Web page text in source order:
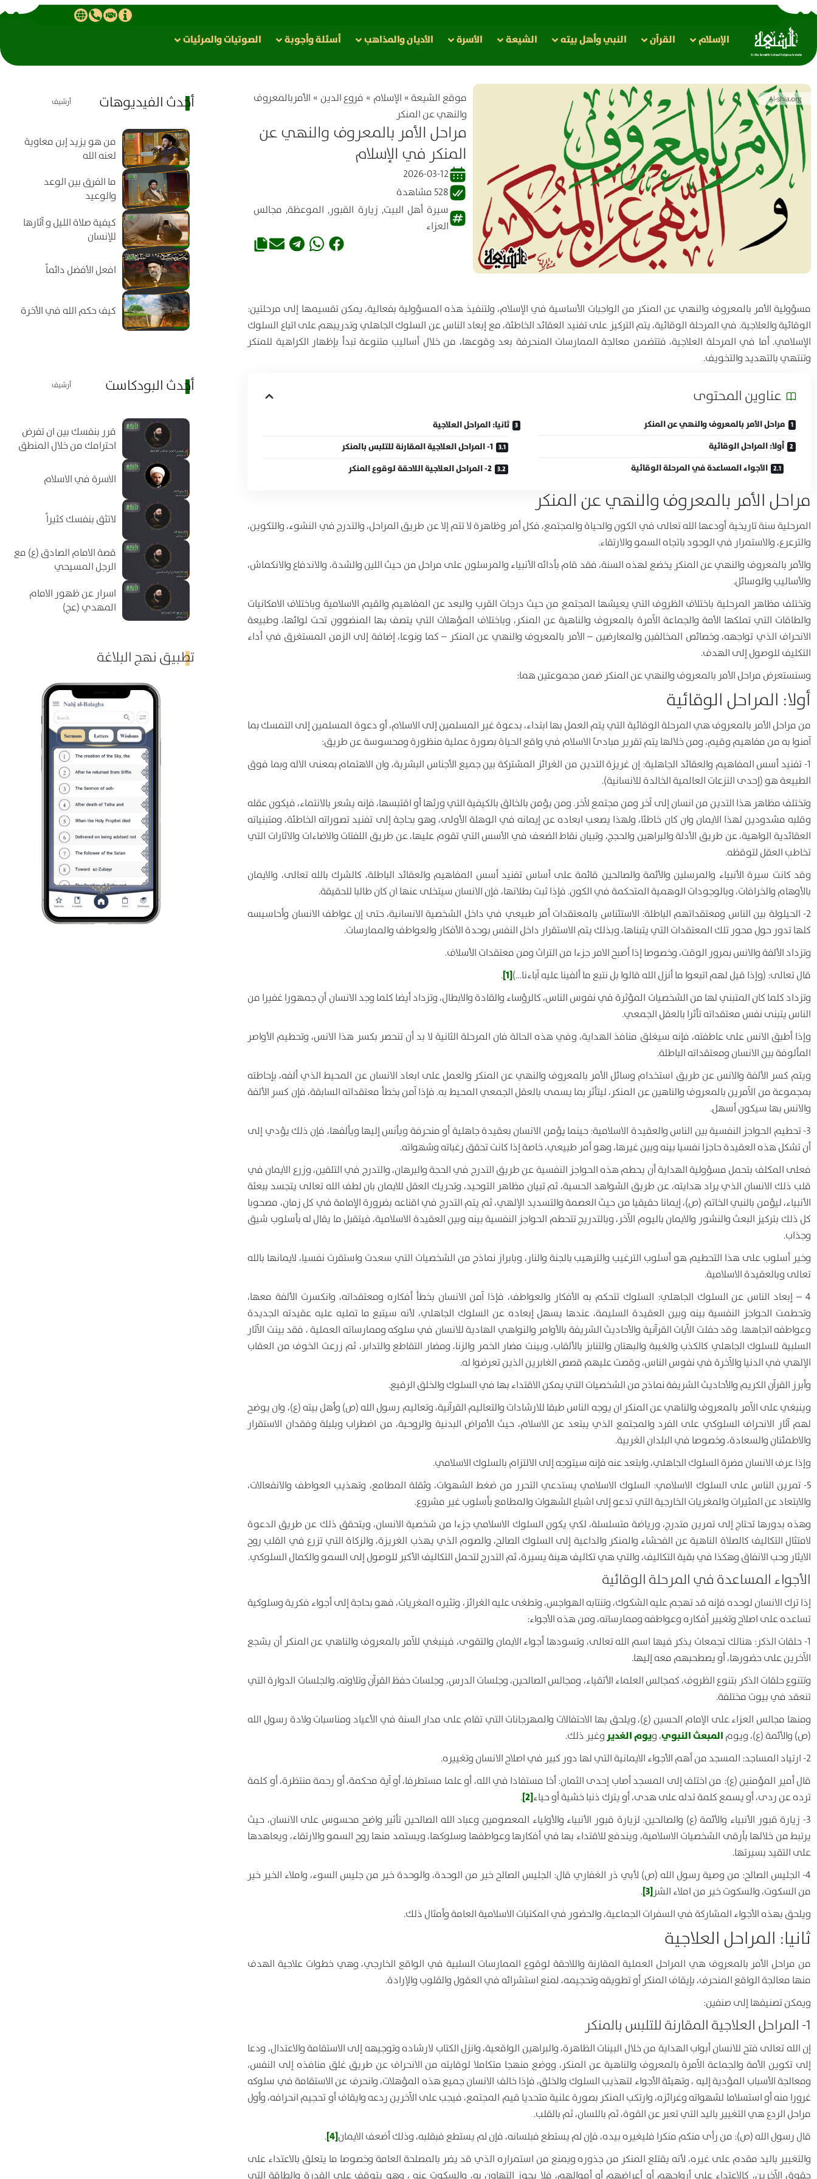
الإسلام القرآن النبي وأهل بيته الشيعة الأسرة الأدیان والمذاهب أسئلة وأجوبة الصوتیات والمرئیات
موقع الشیعة» الإسلام » فروع الدين » الأمربالمعروف
والنهي عن المنكر
مراحل الأمر بالمعروف والنهي عن
المنكر في الإسلام
2026-03-12
528 مشاهدة
سيرة أهل البيت, زيارة القبور, الموعظة, مجالس
العزاء
مسؤولية الأمر بالمعروف والنهي عن المنكر من الواجبات الأساسية في الإسلام، ولتنفيذ هذه المسؤولية بفعالية، يمكن تقسيمها إلى مرحلتين:
الوقائية والعلاجية. في المرحلة الوقائية، يتم التركيز على تفنيد العقائد الخاطئة، مع إبعاد الناس عن السلوك الجاهلي وتدريبهم على اتباع السلوك
الإسلامي. أما في المرحلة العلاجية، فتتضمن معالجة الممارسات المنحرفة بعد وقوعها، من خلال أساليب متنوعة تبدأ بإظهار الكراهية للمنكر
وتنتهي بالتهديد والتخويف.
عناوين المحتوی
مراحل الأمر بالمعروف والنهي عن المنكر
أولا: المراحل الوقائية
الأجواء المساعدة في المرحلة الوقائية
ثانيا: المراحل العلاجية
1- المراحل العلاجية المقارنة للتلبس بالمنكر
2- المراحل العلاجية اللاحقة لوقوع المنكر
مراحل الأمر بالمعروف والنهي عن المنكر
المرحلية سنة تاريخية أودعها الله تعالى في الكون والحياة والمجتمع، فكل أمر وظاهرة لا تتم إلا عن طريق المراحل، والتدرج في النشوء، والتكوين،
والترعرع، والاستمرار في الوجود باتجاه السمو والارتقاء.
والأمر بالمعروف والنهي عن المنكر يخضع لهذه السنة، فقد قام بأدائه الأنبياء والمرسلون على مراحل من حيث اللين والشدة، والاندفاع والانكماش،
والأساليب والوسائل.
وتختلف مظاهر المرحلية باختلاف الظروف التي يعيشها المجتمع من حيث درجات القرب والبعد عن المفاهيم والقيم الاسلامية وباختلاف الامكانيات
والطاقات التي تملكها الأمة والجماعة الآمرة بالمعروف والناهية عن المنكر، وباختلاف المؤهلات التي يتصف بها المنضوون تحت لوائها، وطبيعة
الانحراف الذي تواجهه، وخصائص المخالفين والمعارضين – الأمر بالمعروف والنهي عن المنكر – كما ونوعا، إضافة إلى الزمن المستغرق في أداء
التكليف للوصول إلى الهدف.
وسنستعرض مراحل الأمر بالمعروف والنهي عن المنكر ضمن مجموعتين هما:
أولا: المراحل الوقائية
من مراحل الأمر بالمعروف هي المرحلة الوقائية التي يتم العمل بها ابتداء، بدعوة غير المسلمين إلى الاسلام، أو دعوة المسلمين إلى التمسك بما
آمنوا به من مفاهيم وقيم، ومن خلالها يتم تقرير مبادئ الاسلام في واقع الحياة بصورة عملية منظورة ومحسوسة عن طريق:
1- تفنيد أسس المفاهيم والعقائد الجاهلية: إن غريزة التدين من الغرائز المشتركة بين جميع الأجناس البشرية، وان الاهتمام بمعنى الاله وبما فوق
الطبيعة هو (إحدى النزعات العالمية الخالدة للانسانية).
وتختلف مظاهر هذا التدين من انسان إلى آخر ومن مجتمع لآخر. ومن يؤمن بالخالق بالكيفية التي ورثها أو اقتبسها، فإنه يشعر بالانتماء، فيكون عقله
وقلبه مشدودين لهذا الايمان وان كان خاطئا، ولهذا يصعب ابعاده عن إيمانه في الوهلة الأولى، وهو بحاجة إلى تفنيد تصوراته الخاطئة، ومتبنياته
العقائدية الواهية، عن طريق الأدلة والبراهين والحجج، وتبيان نقاط الضعف في الأسس التي تقوم عليها، عن طريق اللفتات والاضاءات والاثارات التي
تخاطب العقل لتوقظه.
وقد كانت سيرة الأنبياء والمرسلين والأئمة والصالحين قائمة على أساس تفنيد أسس المفاهيم والعقائد الباطلة، كالشرك بالله تعالى، والايمان
بالأوهام والخرافات، وبالوجودات الوهمية المتحكمة في الكون. فإذا ثبت بطلانها، فإن الانسان سيتخلى عنها ان كان طالبا للحقيقة.
2- الحيلولة بين الناس ومعتقداتهم الباطلة: الاستئناس بالمعتقدات أمر طبيعي في داخل الشخصية الانسانية، حتى إن عواطف الانسان وأحاسيسه
كلها تدور حول محور تلك المعتقدات التي يتبناها، وبذلك يتم الاستقرار داخل النفس بوحدة الأفكار والعواطف والممارسات.
وتزداد الألفة والانس بمرور الوقت، وخصوصا إذا أصبح الامر جزءا من التراث ومن معتقدات الأسلاف.
قال تعالى: (وإذا قيل لهم اتبعوا ما أنزل الله قالوا بل نتبع ما ألفينا عليه آباءنا…)[1]
.
وتزداد كلما كان المتبني لها من الشخصيات المؤثرة في نفوس الناس، كالرؤساء والقادة والابطال، وتزداد أيضا كلما وجد الانسان أن جمهورا غفيرا من
الناس يتبنى نفس معتقداته تأثرا بالعقل الجمعي.
وإذا أطبق الانس على عاطفته، فإنه سيغلق منافذ الهداية، وفي هذه الحالة فان المرحلة الثانية لا بد أن تنحصر بكسر هذا الانس، وتحطيم الأواصر
المألوفة بين الانسان ومعتقداته الباطلة.
ويتم كسر الألفة والانس عن طريق استخدام وسائل الأمر بالمعروف والنهي عن المنكر والعمل على ابعاد الانسان عن المحيط الذي ألفه، بإحاطته
بمجموعة من الآمرين بالمعروف والناهين عن المنكر، ليتأثر بما يسمى بالعقل الجمعي المحيط به. فإذا آمن بخطأ معتقداته السابقة، فإن كسر الألفة
والانس بها سيكون أسهل.
3- تحطيم الحواجز النفسية بين الناس والعقيدة الاسلامية: حينما يؤمن الانسان بعقيدة جاهلية أو منحرفة ويأنس إليها ويألفها، فإن ذلك يؤدي إلى
أن تشكل هذه العقيدة حاجزا نفسيا بينه وبين غيرها، وهو أمر طبيعي، خاصة إذا كانت تحقق رغباته وشهواته.
فعلى المكلف بتحمل مسؤولية الهداية أن يحطم هذه الحواجز النفسية عن طريق التدرج في الحجة والبرهان، والتدرج في التلقين، وزرع الايمان في
قلب ذلك الانسان الذي يراد هدايته، عن طريق الشواهد الحسية، ثم تبيان مظاهر التوحيد، وتحريك العقل للايمان بان لطف الله تعالى يتجسد ببعثة
الأنبياء، ليؤمن بالنبي الخاتم (ص)، إيمانا حقيقيا من حيث العصمة والتسديد الإلهي، ثم يتم التدرج في اقناعه بضرورة الإمامة في كل زمان، مصحوبا
كل ذلك بتركيز البعث والنشور والايمان باليوم الآخر، وبالتدريج تتحطم الحواجز النفسية بينه وبين العقيدة الاسلامية، فيتقبل ما يقال له بأسلوب شيق
وجذاب.
وخير أسلوب على هذا التحطيم هو أسلوب الترغيب والترهيب بالجنة والنار، وبابراز نماذج من الشخصيات التي سعدت واستقرت نفسيا، لايمانها بالله
تعالى وبالعقيدة الاسلامية.
4 – إبعاد الناس عن السلوك الجاهلي: السلوك تتحكم به الأفكار والعواطف، فإذا آمن الانسان بخطأ أفكاره ومعتقداته، وانكسرت الألفة معها،
وتحطمت الحواجز النفسية بينه وبين العقيدة السليمة، عندها يسهل إبعاده عن السلوك الجاهلي، لأنه سيتبع ما تمليه عليه عقيدته الجديدة
وعواطفه اتجاهها. وقد حفلت الآيات القرآنية والأحاديث الشريفة بالأوامر والنواهي الهادية للانسان في سلوكه وممارساته العملية ، فقد بينت الآثار
السلبية للسلوك الجاهلي كالكذب والغيبة والبهتان والتنابز بالألقاب، وبينت مضار الخمر والزنا، ومضار التقاطع والتدابر، ثم زرعت الخوف من العقاب
الإلهي في الدنيا والآخرة في نفوس الناس، وقصت عليهم قصص الغابرين الذين تعرضوا له.
وأبرز القرآن الكريم والأحاديث الشريفة نماذج من الشخصيات التي يمكن الاقتداء بها في السلوك والخلق الرفيع.
وينبغي على الآمر بالمعروف والناهي عن المنكر ان يوجه الناس طبقا للارشادات والتعاليم القرآنية، وتعاليم رسول الله (ص) وأهل بيته (ع)، وان يوضح
لهم آثار الانحراف السلوكي على الفرد والمجتمع الذي يبتعد عن الاسلام، حيث الأمراض البدنية والروحية، من اضطراب وبلبلة وفقدان الاستقرار
والاطمئنان والسعادة، وخصوصا في البلدان الغربية.
وإذا عرف الانسان مضرة السلوك الجاهلي، وابتعد عنه فإنه سيتوجه إلى الالتزام بالسلوك الاسلامي.
5- تمرين الناس على السلوك الاسلامي: السلوك الاسلامي يستدعي التحرر من ضغط الشهوات، وثقلة المطامع، وتهذيب العواطف والانفعالات،
والابتعاد عن المثيرات والمغريات الخارجية التي تدعو إلى اشباع الشهوات والمطامع بأسلوب غير مشروع.
وهذه بدورها تحتاج إلى تمرين متدرج، ورياضة متسلسلة، لكي يكون السلوك الاسلامي جزءا من شخصية الانسان، ويتحقق ذلك عن طريق الدعوة
لامتثال التكاليف كالصلاة الناهية عن الفحشاء والمنكر والداعية إلى السلوك الصالح، والصوم الذي يهذب الغريزة، والزكاة التي تزرع في القلب روح
الايثار وحب الانفاق وهكذا في بقية التكاليف، والتي هي تكاليف هينة يسيرة، ثم التدرج لتحمل التكاليف الأكبر للوصول إلى السمو والكمال السلوكي.
الأجواء المساعدة في المرحلة الوقائية
إذا ترك الانسان لوحده فإنه قد تهجم عليه الشكوك، وتنتابه الهواجس، وتطغى عليه الغرائز، وتثيره المغريات، فهو بحاجة إلى أجواء فكرية وسلوكية
تساعده على اصلاح وتغيير أفكاره وعواطفه وممارساته، ومن هذه الأجواء:
1- حلقات الذكر: هنالك تجمعات يذكر فيها اسم الله تعالى، وتسودها أجواء الايمان والتقوى، فينبغي للآمر بالمعروف والناهي عن المنكر أن يشجع
الآخرين على حضورها، أو يصطحبهم معه إليها.
وتتنوع حلقات الذكر بتنوع الظروف، كمجالس العلماء الأتقياء، ومجالس الصالحين، وجلسات الدرس، وجلسات حفظ القرآن وتلاوته، والجلسات الدوارة التي
تنعقد في بيوت مختلفة.
ومنها مجالس العزاء على الإمام الحسين (ع)، ويلحق بها الاحتفالات والمهرجانات التي تقام على مدار السنة في الأعياد ومناسبات ولادة رسول الله
(ص) والأئمة (ع)، ويوم المبعث النبوي، ويوم الغدير وغير ذلك.
2- ارتياد المساجد: المسجد من أهم الأجواء الايمانية التي لها دور كبير في اصلاح الانسان وتغييره.
قال أمير المؤمنين (ع): من اختلف إلى المسجد أصاب إحدى الثمان: أخا مستفادا في الله، أو علما مستطرفا، أو آية محكمة، أو رحمة منتظرة، أو كلمة
ترده عن ردى، أو يسمع كلمة تدله على هدى، أو يترك ذنبا خشية أو حياء[2]
.
3- زيارة قبور الأنبياء والأئمة (ع) والصالحين: لزيارة قبور الأنبياء والأولياء المعصومين وعباد الله الصالحين تأثير واضح محسوس على الانسان، حيث
يرتبط من خلالها بأرقى الشخصيات الاسلامية، ويندفع للاقتداء بها في أفكارها وعواطفها وسلوكها، ويستمد منها روح السمو والارتقاء، ويعاهدها
على التقيد بسيرتها.
4- الجليس الصالح: من وصية رسول الله (ص) لأبي ذر الغفاري قال:
الجليس الصالح خير من الوحدة، والوحدة خير من جليس السوء، واملاء الخير خير
من السكوت، والسكوت خير من املاء الشر[3]
.
ويلحق بهذه الأجواء المشاركة في السفرات الجماعية، والحضور في المكتبات الاسلامية العامة وأمثال ذلك.
ثانيا: المراحل العلاجية
من مراحل الأمر بالمعروف هي المراحل العملية المقارنة واللاحقة لوقوع الممارسات السلبية في الواقع الخارجي، وهي خطوات علاجية الهدف
منها معالجة الواقع المنحرف، بإيقاف المنكر أو تطويقه وتحجيمه، لمنع استشرائه في العقول والقلوب والإرادة.
ويمكن تصنيفها إلى صنفين:
1- المراحل العلاجية المقارنة للتلبس بالمنكر
إن الله تعالى فتح للانسان أبواب الهداية من خلال البينات الظاهرة، والبراهين الواقعية، وانزل الكتاب لارشاده وتوجيهه إلى الاستقامة والاعتدال، ودعا
إلى تكوين الأمة والجماعة الآمرة بالمعروف والناهية عن المنكر، ووضع منهجا متكاملا لوقايته من الانحراف عن طريق غلق منافذه إلى النفس،
ومعالجة الأسباب المؤدية إليه ، وتهيئة الأجواء لتهذيب السلوك والخلق، فإذا خالف الانسان جميع هذه المؤهلات، وانحرف عن الاستقامة في سلوكه
غرورا منه أو استسلاما لشهواته وغرائزه، وارتكب المنكر بصورة علنية متحديا قيم المجتمع، فيجب على الآخرين ردعه وايقاف أو تحجيم انحرافه، وأول
مراحل الردع هي التغيير باليد التي تعبر عن القوة، ثم باللسان، ثم بالقلب.
قال رسول الله (ص): من رأى منكم منكرا فليغيره بيده، فإن لم يستطع فبلسانه، فإن لم يستطع فبقلبه، وذلك أضعف الايمان[4]
.
والتغيير باليد مقدم على غيره، لأنه يقتلع المنكر من جذوره ويمنع من استمراره الذي قد يضر بالمصلحة العامة وخصوصا ما يتعلق بالاعتداء على
حقوق الآخرين، كالاعتداء على أرواحهم أو أعراضهم أو أموالهم، فلا يجوز التهاون به، والسكوت عنه ، وهو يتوقف على القدرة والطاقة التي
أحدث الفيديوهات أرشيف
من هو يزيد إبن معاوية
لعنه الله
ما الفرق بين الوعد
والوعيد
كيفية صلاة الليل و آثارها
للإنسان
افعل الأفضل دائماً
كيف حكم الله في الأخرة
أحدث البودكاست أرشيف
قرر بنفسك بين ان تفرض
احترامك من خلال المنطق
الاسرة في الاسلام
لاتثق بنفسك كثيراً
قصة الامام الصادق (ع) مع
الرجل المسيحي
اسرار عن ظهور الامام
المهدي (عج)
تطبيق نهج البلاغة